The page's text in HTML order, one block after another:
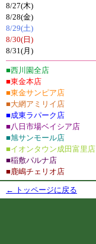
8/27(木)
8/28(金)
8/29(土)
8/30(日)
8/31(月)
■西川園全店
■東金本店
■東金サンピア店
■大網アミリイ店
■成東ラパーク店
■八日市場ベイシア店
■旭サンモール店
■イオンタウン成田富里店
■稲敷パルナ店
■鹿嶋チェリオ店
← トッページに戻る